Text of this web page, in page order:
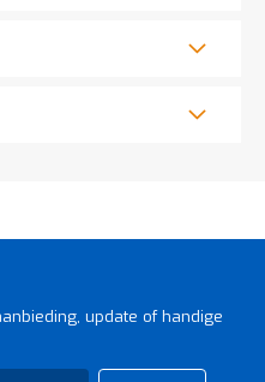
update of handige